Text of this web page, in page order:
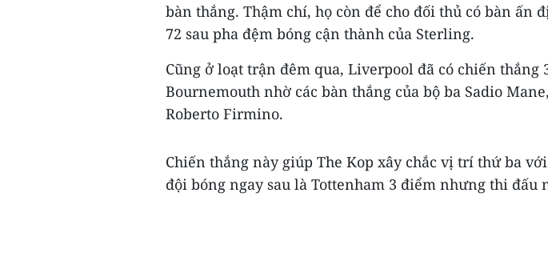
bàn thắng. Thậm chí, họ còn để cho đối thủ có bàn ấn
72 sau pha đệm bóng cận thành của Sterling.
Cũng ở loạt trận đêm qua, Liverpool đã có chiến thắng
Bournemouth nhờ các bàn thắng của bộ ba Sadio
Roberto Firmino.
Chiến thắng này giúp The Kop xây chắc vị trí thứ ba
đội bóng ngay sau là Tottenham 3 điểm nhưng thi đấu